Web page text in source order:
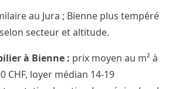
au Jura ; Bienne plus tempéré
secteur et altitude.
à Bienne : prix moyen au m² à
CHF, loyer médian 14-19